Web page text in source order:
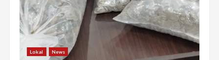
Lokal News